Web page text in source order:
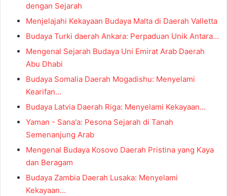
dengan Sejarah
Menjelajahi Kekayaan Budaya Malta di Daerah Valletta
Budaya Turki daerah Ankara: Perpaduan Unik Antara…
Mengenal Sejarah Budaya Uni Emirat Arab Daerah
Abu Dhabi
Budaya Somalia Daerah Mogadishu: Menyelami
Kearifan…
Budaya Latvia Daerah Riga: Menyelami Kekayaan…
Yaman - Sana'a: Pesona Sejarah di Tanah
Semenanjung Arab
Mengenal Budaya Kosovo Daerah Pristina yang Kaya
dan Beragam
Budaya Zambia Daerah Lusaka: Menyelami
Kekayaan…